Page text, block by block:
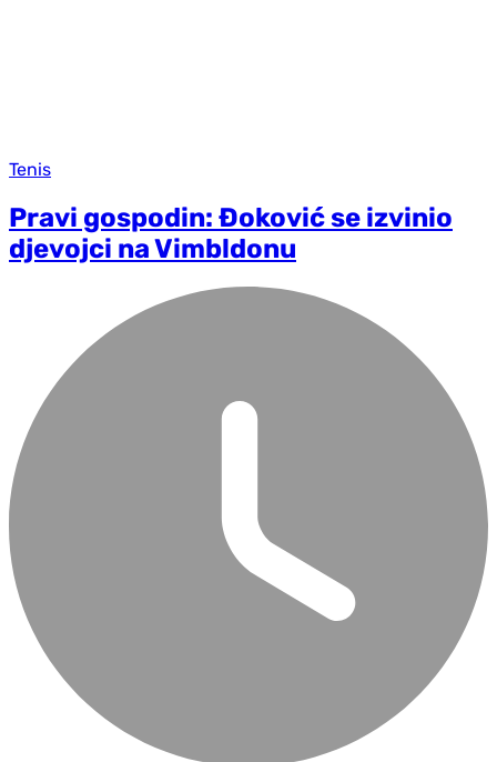
Tenis
Pravi gospodin: Đoković se izvinio
d‌jevojci na Vimbldonu